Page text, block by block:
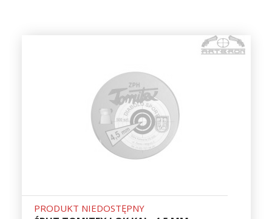
PRODUKT NIEDOSTĘPNY